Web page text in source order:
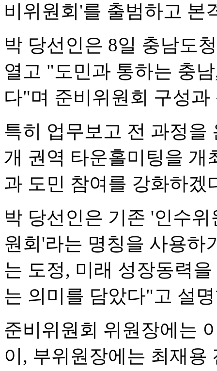
비위원회'를 출범하고 본
박 당선인은 8일 충남도
열고 "도민과 통하는 충
다"며 준비위원회 구성
특히 업무보고 전 과정을
개 권역 타운홀미팅을 개
과 도민 참여를 강화하겠
박 당선인은 기존 '인수
원회'라는 명칭을 사용하
는 도정, 미래 성장동력
는 의미를 담았다"고 설
준비위원회 위원장에는
이, 부위원장에는 최재용